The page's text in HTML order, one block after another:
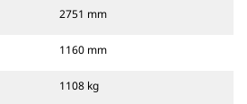
2751 mm
1160 mm
1108 kg